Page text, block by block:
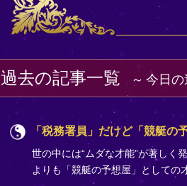
過去の記事一覧 今日
「税務署員」だけど「競艇の
世の中には“ムダな才能”が著しく
よりも「競艇の予想屋」としての